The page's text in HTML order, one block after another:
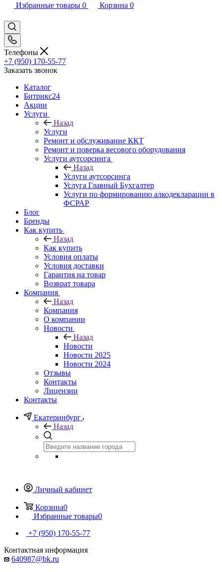
Избранные товары 0 Корзина 0
Телефоны
+7 (950) 170-55-77
Заказать звонок
Каталог
Битрикс24
Акции
Услуги
Назад
Услуги
Ремонт и обслуживание ККТ
Ремонт и поверка весового оборудования
Услуги аутсорсинга
Назад
Услуги аутсорсинга
Услуга Главный Бухгалтер
Услуги по формированию алкодекларации в
ФСРАР
Блог
Бренды
Как купить
Назад
Как купить
Условия оплаты
Условия доставки
Гарантия на товар
Возврат товара
Компания
Назад
Компания
О компании
Новости
Назад
Новости
Новости 2025
Новости 2024
Отзывы
Контакты
Лицензии
Контакты
Екатеринбург
Назад
Личный кабинет
Корзина0
Избранные товары0
+7 (950) 170-55-77
Контактная информация
640987@bk.ru